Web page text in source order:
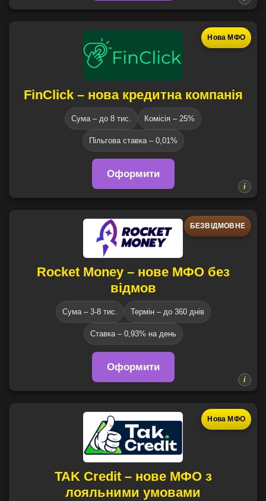
Нова МФО
FinClick – нова кредитна компанія
Сума – до 8 тис. Комісія – 25%
Пільгова ставка – 0,01%
Оформити
БЕЗВІДМОВНЕ
Rocket Money – нове МФО без
відмов
Сума – 3-8 тис. Термін – до 360 днів
Ставка – 0,93% на день
Оформити
Нова МФО
TAK Credit – нове МФО з
лояльними умовами